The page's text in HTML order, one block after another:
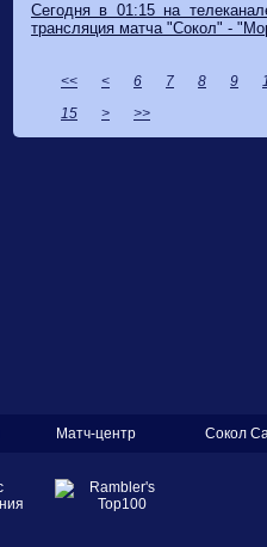
Сегодня в 01:15 на
трансляция матча "Сокол" -
<< < 6 7 8 9
15
> >>
Матч-центр Сокол